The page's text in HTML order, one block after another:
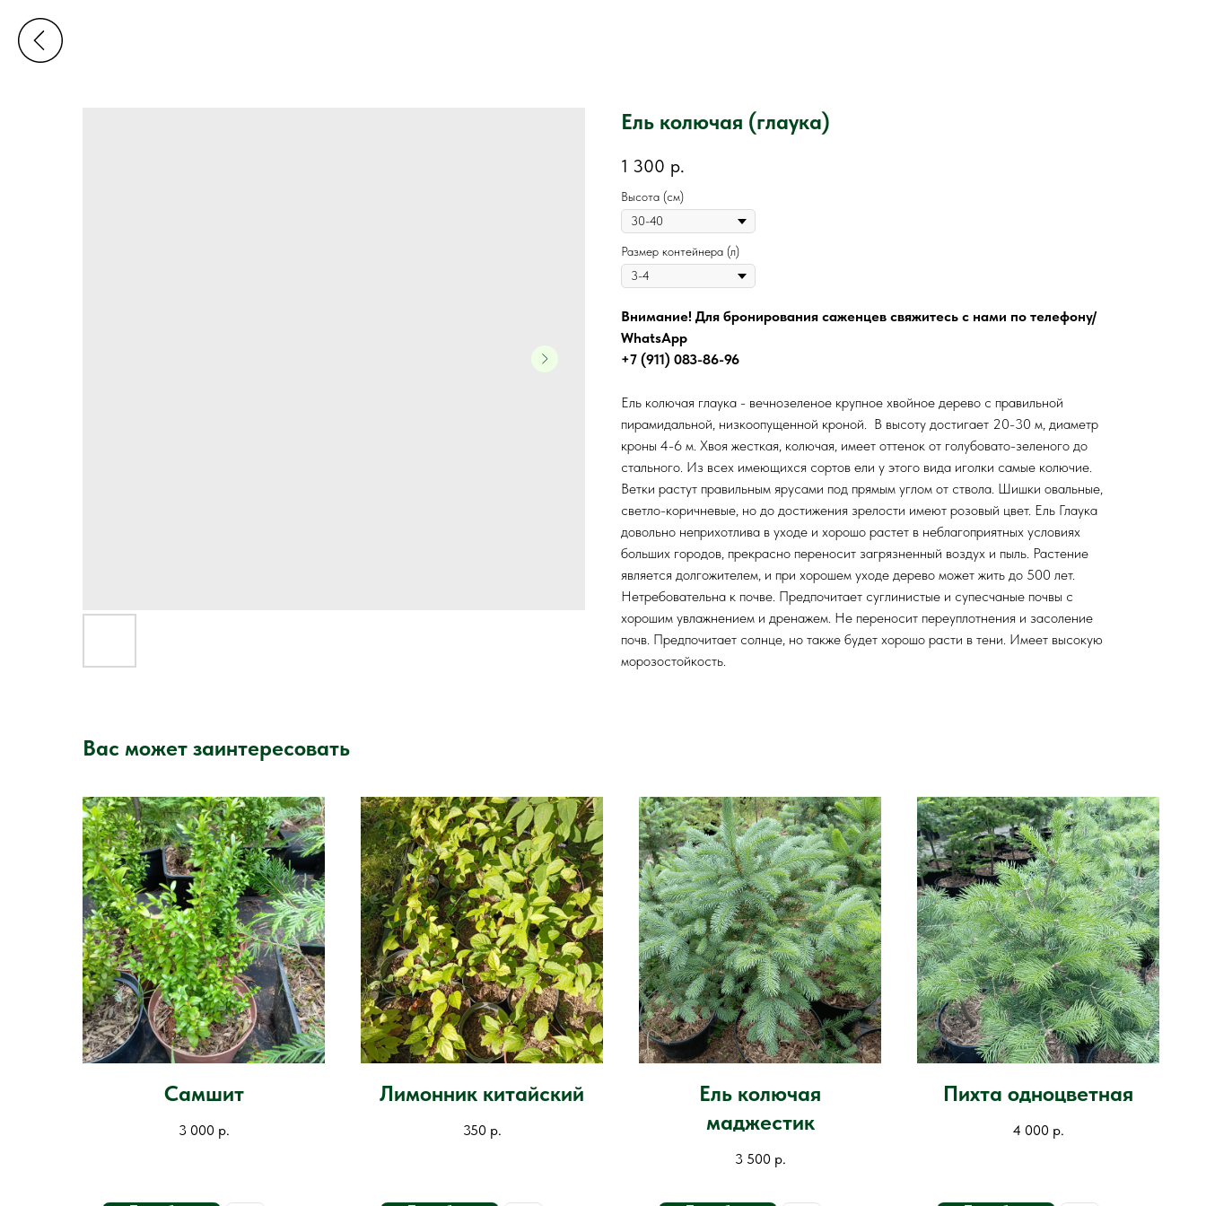
Ель колючая (глаука)
1 300 р.
Высота (см)
Размер контейнера (л)
Внимание! Для бронирования саженцев свяжитесь с нами по телефону/
WhatsApp
+7 (911) 083-86-96
Ель колючая глаука - вечнозеленое крупное хвойное дерево с правильной
пирамидальной, низкоопущенной кроной. В высоту достигает 20-30 м, диаметр
кроны 4-6 м. Хвоя жесткая, колючая, имеет оттенок от голубовато-зеленого до
стального. Из всех имеющихся сортов ели у этого вида иголки самые колючие.
Ветки растут правильным ярусами под прямым углом от ствола. Шишки овальные,
светло-коричневые, но до достижения зрелости имеют розовый цвет. Ель Глаука
довольно неприхотлива в уходе и хорошо растет в неблагоприятных условиях
больших городов, прекрасно переносит загрязненный воздух и пыль. Растение
является долгожителем, и при хорошем уходе дерево может жить до 500 лет.
Нетребовательна к почве. Предпочитает суглинистые и супесчаные почвы с
хорошим увлажнением и дренажем. Не переносит переуплотнения и засоление
почв. Предпочитает солнце, но также будет хорошо расти в тени. Имеет высокую
морозостойкость.
Вас может заинтересовать
Самшит
3 000 р.
Лимонник китайский
350 р.
Ель колючая
маджестик
3 500 р.
Пихта одноцветная
4 000 р.